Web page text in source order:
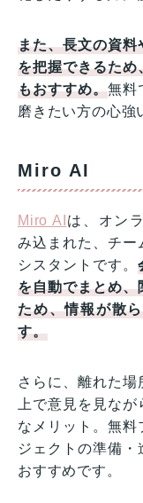
また、長文の資料
を把握できるため
もおすすめ。無料
磨きたい方の心強
Miro AI
Miro AI は、オン
み込まれた、チー
シスタントです。
を自動でまとめ、
ため、情報が散
す。
さらに、離れた
上で意見を見な
なメリット。無料
ジェクトの準備
おすすめです。